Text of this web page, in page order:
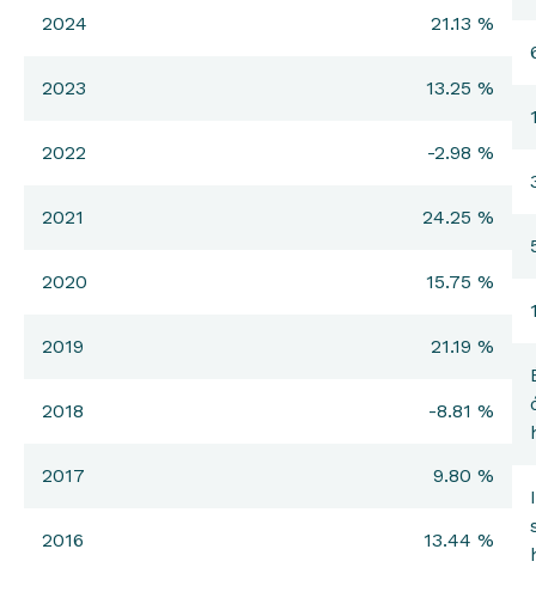
2024 21.13 %
2023 13.25 %
2022 -2.98 %
2021 24.25 %
2020 15.75 %
2019 21.19 %
2018 -8.81 %
2017 9.80 %
2016 13.44 %